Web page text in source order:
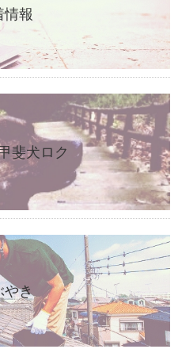
情報
斐犬ロク
やき